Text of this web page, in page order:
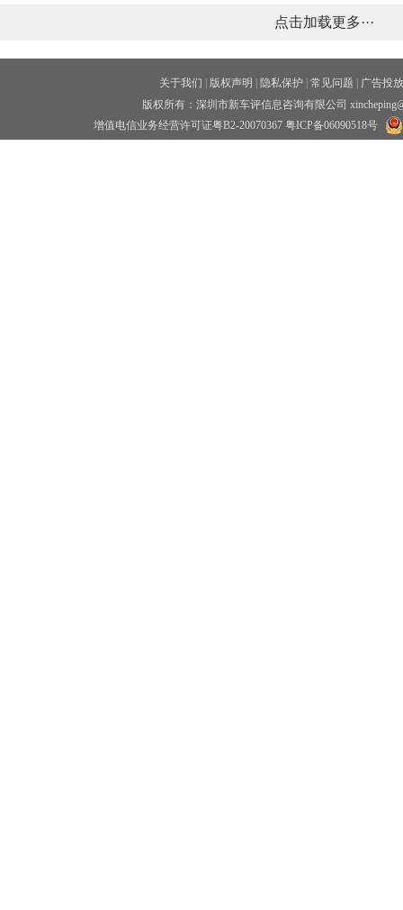
点击加载更多···
关于我们 版权声明 隐私保护 常见问题
广告投放
版权所有：深圳市新车评信息咨询有限公司
增值电信业务经营许可证粤B2-20070367 粤ICP备06090518号